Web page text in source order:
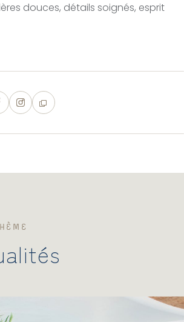
douces, détails soignés, esprit